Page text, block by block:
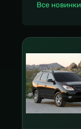
Все новинки